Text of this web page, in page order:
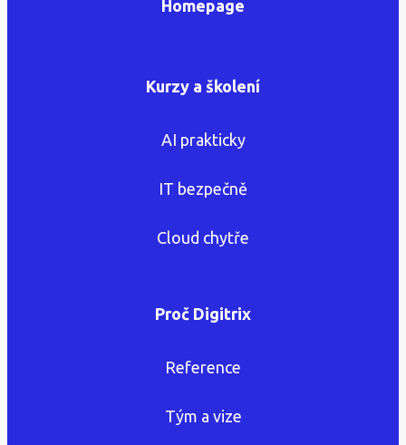
Homepage
Kurzy a školení
AI prakticky
IT bezpečně
Cloud chytře
Proč Digitrix
Reference
Tým a vize